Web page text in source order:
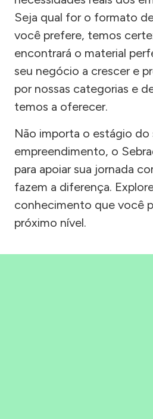
Seja qual for o formato
você prefere, temos
encontrará o material
seu negócio a crescer e
por nossas categorias e
temos a oferecer.
Não importa o estágio do
empreendimento, o
para apoiar sua jornada
fazem a diferença.
conhecimento que você
próximo nível.